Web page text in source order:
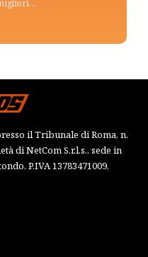
il Tribunale di Roma, n.
di NetCom S.r.l.s., sede in
P.IVA 13783471009,